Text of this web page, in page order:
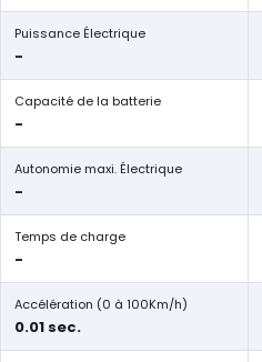
Puissance Électrique
-
Capacité de la batterie
-
Autonomie maxi. Électrique
-
Temps de charge
-
Accélération (0 à 100Km/h)
0.01 sec.